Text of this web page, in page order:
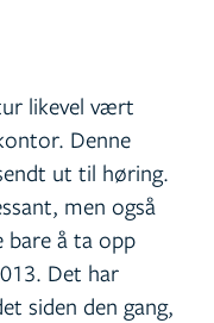
likevel vært
Denne
ut til høring.
men også
bare å ta opp
Det har
siden den gang,